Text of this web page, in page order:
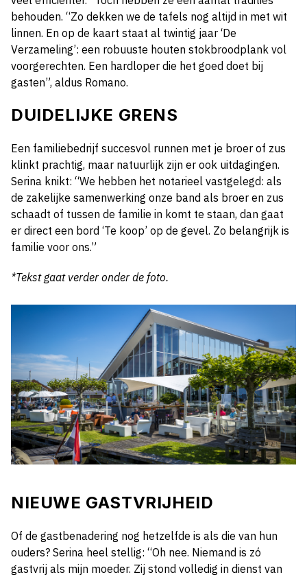
behouden. “Zo dekken we de tafels nog altijd in met wit
linnen. En op de kaart staat al twintig jaar ‘De
Verzameling’: een robuuste houten stokbroodplank vol
voorgerechten. Een hardloper die het goed doet bij
gasten”, aldus Romano.
DUIDELIJKE GRENS
Een familiebedrijf succesvol runnen met je broer of zus
klinkt prachtig, maar natuurlijk zijn er ook uitdagingen.
Serina knikt: “We hebben het notarieel vastgelegd: als
de zakelijke samenwerking onze band als broer en zus
schaadt of tussen de familie in komt te staan, dan gaat
er direct een bord ‘Te koop’ op de gevel. Zo belangrijk is
familie voor ons.”
*Tekst gaat verder onder de foto.
NIEUWE GASTVRIJHEID
Of de gastbenadering nog hetzelfde is als die van hun
ouders? Serina heel stellig: “Oh nee. Niemand is zó
gastvrij als mijn moeder. Zij stond volledig in dienst van